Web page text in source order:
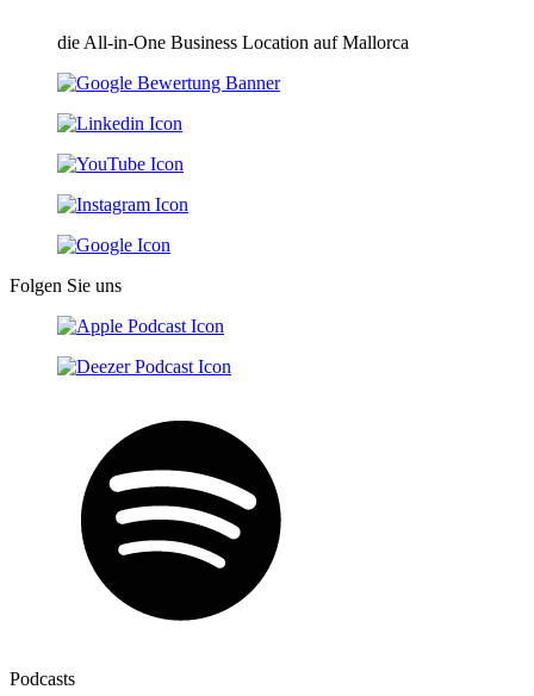
die All-in-One Business Location auf Mallorca
Folgen Sie uns
Podcasts